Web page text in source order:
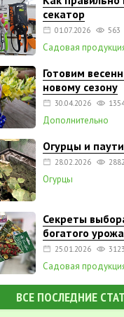
секатор
01.07.2026 563
Садовая
Готовим
новому сезону
30.04.2026
Дополнительно
Огурцы и
28.02.2026 2882
Огурцы
Секреты
богатого
25.01.2026 3123
Садовая
ВСЕ ПОСЛЕДНИЕ